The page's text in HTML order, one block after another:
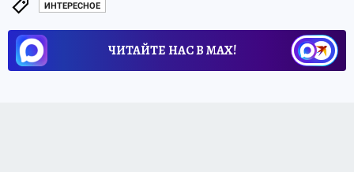
ИНТЕРЕСНОЕ
ЧИТАЙТЕ НАС В МАХ!